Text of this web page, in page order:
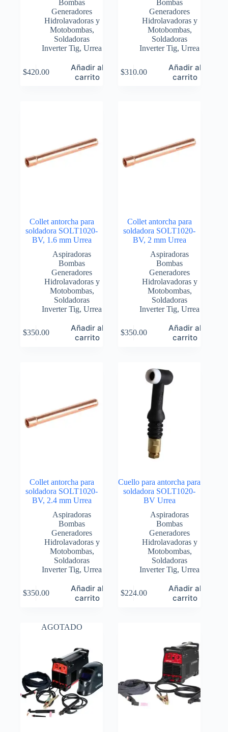
Bombas
Generadores
Hidrolavadoras y
Motobombas,
Soldadoras
Inverter Tig,Urrea
$420.00
Añadir al
carrito
Bombas
Generadores
Hidrolavadoras y
Motobombas,
Soldadoras
Inverter Tig,Urrea
$310.00
Añadir al
carrito
Collet antorcha para
soldadora SOLT1020-
BV, 1.6 mm Urrea
Aspiradoras
Bombas
Generadores
Hidrolavadoras y
Motobombas,
Soldadoras
Inverter Tig,Urrea
$350.00
Añadir al
carrito
Collet antorcha para
soldadora SOLT1020-
BV, 2 mm Urrea
Aspiradoras
Bombas
Generadores
Hidrolavadoras y
Motobombas,
Soldadoras
Inverter Tig,Urrea
$350.00
Añadir al
carrito
Collet antorcha para
soldadora SOLT1020-
BV, 2.4 mm Urrea
Aspiradoras
Bombas
Generadores
Hidrolavadoras y
Motobombas,
Soldadoras
Inverter Tig,Urrea
$350.00
Añadir al
carrito
Cuello para antorcha para
soldadora SOLT1020-
BV Urrea
Aspiradoras
Bombas
Generadores
Hidrolavadoras y
Motobombas,
Soldadoras
Inverter Tig,Urrea
$224.00
Añadir al
carrito
AGOTADO